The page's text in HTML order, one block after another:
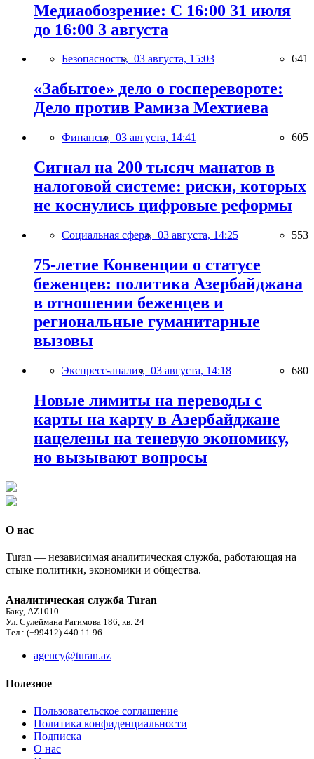
Медиаобозрение: С 16:00 31 июля
до 16:00 3 августа
Безопасность, 03 августа, 15:03 641
«Забытое» дело о госперевороте:
Дело против Рамиза Мехтиева
Финансы, 03 августа, 14:41 605
Сигнал на 200 тысяч манатов в
налоговой системе: риски, которых
не коснулись цифровые реформы
Социальная сфера, 03 августа, 14:25 553
75-летие Конвенции о статусе
беженцев: политика Азербайджана
в отношении беженцев и
региональные гуманитарные
вызовы
Экспресс-анализ, 03 августа, 14:18 680
Новые лимиты на переводы с
карты на карту в Азербайджане
нацелены на теневую экономику,
но вызывают вопросы
О нас
Turan — независимая аналитическая служба, работающая на
стыке политики, экономики и общества.
Аналитическая служба Turan
Баку, AZ1010
Ул. Сулеймана Рагимова 186, кв. 24
Тел.: (+99412) 440 11 96
agency@turan.az
Полезное
Пользовательское соглашение
Политика конфиденциальности
Подписка
О нас